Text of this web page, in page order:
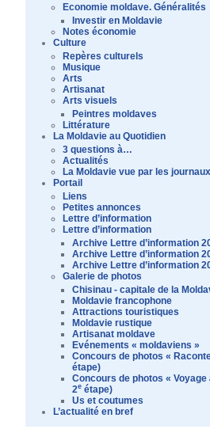
Economie moldave. Généralités
Investir en Moldavie
Notes économie
Culture
Repères culturels
Musique
Arts
Artisanat
Arts visuels
Peintres moldaves
Littérature
La Moldavie au Quotidien
3 questions à…
Actualités
La Moldavie vue par les
Portail
Liens
Petites annonces
Lettre d’information
Lettre d’information
Archive Lettre d’information
Archive Lettre d’information
Archive Lettre d’information
Galerie de photos
Chisinau - capitale de la
Moldavie francophone
Attractions touristiques
Moldavie rustique
Artisanat moldave
Evénements « moldaviens »
Concours de photos «
étape)
Concours de photos «
2e étape)
Us et coutumes
L’actualité en bref